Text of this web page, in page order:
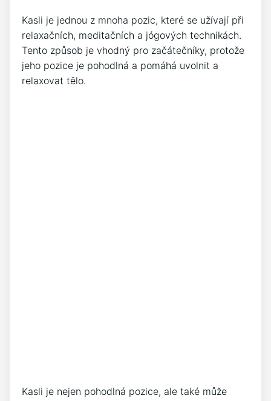
Kasli je jednou z mnoha pozic, které se užívají při
relaxačních, meditačních a jógových technikách.
Tento způsob je vhodný pro začátečníky, protože
jeho pozice je pohodlná a pomáhá uvolnit a
relaxovat tělo.
Kasli je nejen pohodlná pozice, ale také může